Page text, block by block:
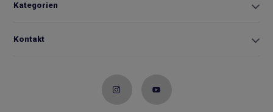
Kategorien
Kontakt